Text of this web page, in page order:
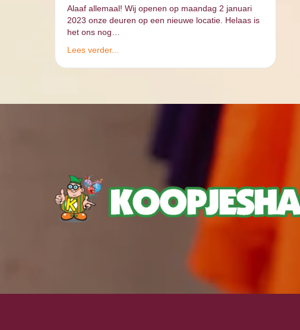
Alaaf allemaal! Wij openen op maandag 2 januari
2023 onze deuren op een nieuwe locatie. Helaas is
het ons nog…
Lees verder...